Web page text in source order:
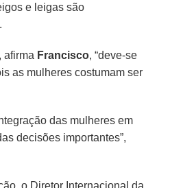
e leigas são
afirma Francisco, “deve-se
as mulheres costumam ser
das mulheres em
decisões importantes”,
o Diretor Internacional da